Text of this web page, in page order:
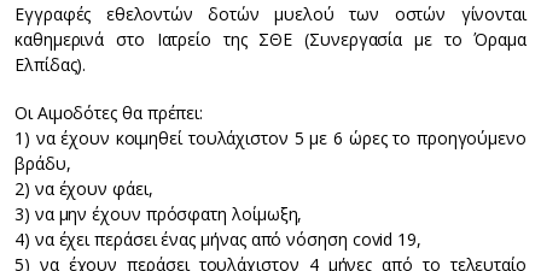
Εγγραφές εθελοντών δοτών μυελού των οστών γίνονται
καθημερινά στο Ιατρείο της ΣΘΕ (Συνεργασία με το Όραμα
Ελπίδας).
Οι Αιμοδότες θα πρέπει:
1) να έχουν κοιμηθεί τουλάχιστον 5 με 6 ώρες το προηγούμενο
βράδυ,
2) να έχουν φάει,
3) να μην έχουν πρόσφατη λοίμωξη,
4) να έχει περάσει ένας μήνας από νόσηση covid 19,
5) να έχουν περάσει τουλάχιστον 4 μήνες από το τελευταίο